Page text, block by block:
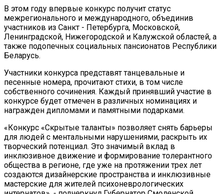
В этом году впервые конкурс получит статус
межрегионального и международного, объединив
участников из Санкт - Петербурга, Московской,
Ленинградской, Нижегородской и Калужской областей, а
также подопечных социальных пансионатов Республики
Беларусь.
Участники конкурса представят танцевальные и
песенные номера, прочитают стихи, в том числе
собственного сочинения. Каждый принявший участие в
конкурсе будет отмечен в различных номинациях и
награжден дипломами и памятными подарками.
«Конкурс «Скрытые таланты» позволяет снять барьеры
для людей с ментальными нарушениями, раскрыть их
творческий потенциал. Это значимый вклад в
инклюзивное движение и формирование толерантного
общества в регионе, где уже на протяжении трех лет
создаются дизайнерские пространства и инклюзивные
мастерские для жителей психоневрологических